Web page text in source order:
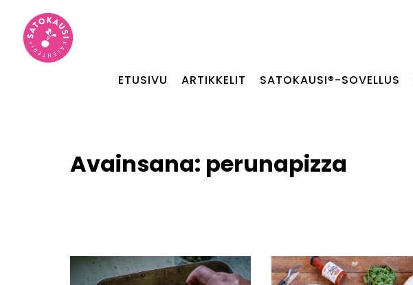
ETUSIVU ARTIKKELIT SATOKAUSI®-SOVELLUS
Avainsana: perunapizza